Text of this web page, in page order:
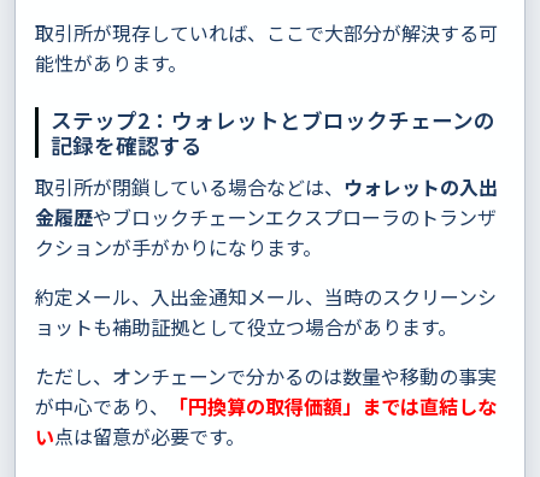
取引所が現存していれば、ここで大部分が解決する可
能性があります。
ステップ2：ウォレットとブロックチェーンの
記録を確認する
取引所が閉鎖している場合などは、 ウォレットの入出
金履歴やブロックチェーンエクスプローラのトランザ
クションが手がかりになります。
約定メール、入出金通知メール、当時のスクリーンシ
ョットも補助証拠として役立つ場合があります。
ただし、オンチェーンで分かるのは数量や移動の事実
が中心であり、
「円換算の取得価額」までは直結しな
い点は留意が必要です。